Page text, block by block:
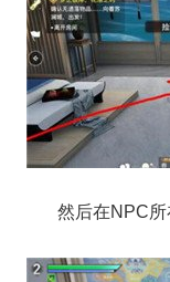
然后在NPC所